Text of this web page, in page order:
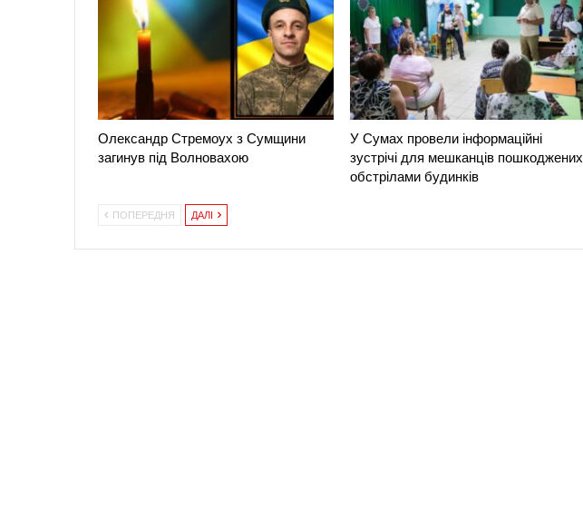
Олександр Стремоух з Сумщини
загинув під Волновахою
У Сумах провели інформаційні
зустрічі для мешканців пошкоджених
обстрілами будинків
ПОПЕРЕДНЯ ДАЛІ